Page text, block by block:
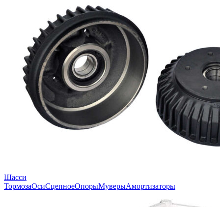
Шасси
ТормозаОсиСцепноеОпорыМуверыАмортизаторы